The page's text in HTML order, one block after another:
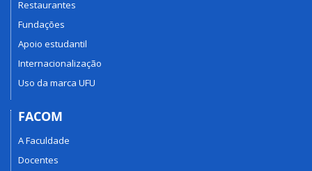
Restaurantes
Fundações
Apoio estudantil
Internacionalização
Uso da marca UFU
FACOM
A Faculdade
Docentes